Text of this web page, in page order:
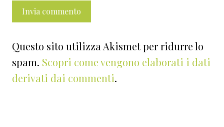
Questo sito utilizza Akismet per ridurre lo
spam. Scopri come vengono elaborati i dati
derivati dai commenti.